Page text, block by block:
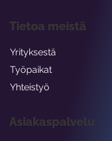
Asiakaspalvelu
Tietoa meistä
Yrityksestä
Työpaikat
Yhteistyö